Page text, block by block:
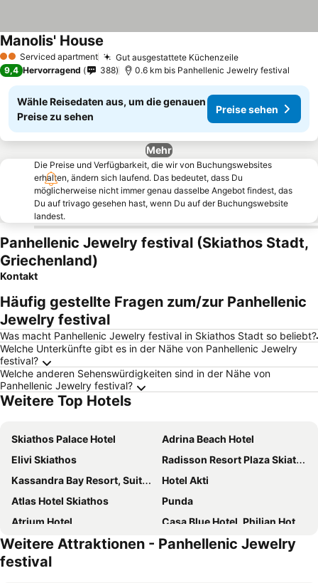
2 SterneServiced apartment Gut ausgestattete KüchenzeilePreise sehen
Manolis' House
9,4 Hervorragend 388 0.6 km bis Panhellenic Jewelry festival
Wähle Reisedaten aus, um die genauen
Preise zu sehen
Preise sehen
Mehr
Die Preise und Verfügbarkeit, die wir von Buchungswebsites
erhalten, ändern sich laufend. Das bedeutet, dass Du
möglicherweise nicht immer genau dasselbe Angebot findest, das
Du auf trivago gesehen hast, wenn Du auf der Buchungswebsite
landest.
Panhellenic Jewelry festival (Skiathos Stadt,
Griechenland)
Kontakt
Häufig gestellte Fragen zum/zur Panhellenic
Jewelry festival
Was macht Panhellenic Jewelry festival in Skiathos Stadt so beliebt?
Welche Unterkünfte gibt es in der Nähe von Panhellenic Jewelry
festival?
Welche anderen Sehenswürdigkeiten sind in der Nähe von
Panhellenic Jewelry festival?
Weitere Top Hotels
Skiathos Palace Hotel
Adrina Beach Hotel
Elivi Skiathos
Radisson Resort Plaza Skiathos
Kassandra Bay Resort, Suites & Spa
Hotel Akti
Atlas Hotel Skiathos
Punda
Atrium Hotel
Casa Blue Hotel, Philian Hotels and Resorts
Hotel Paradise
Cape Kanapitsa Hotel & Suites
Anamar Skiathos Hotel
Weitere Attraktionen - Panhellenic Jewelry
festival